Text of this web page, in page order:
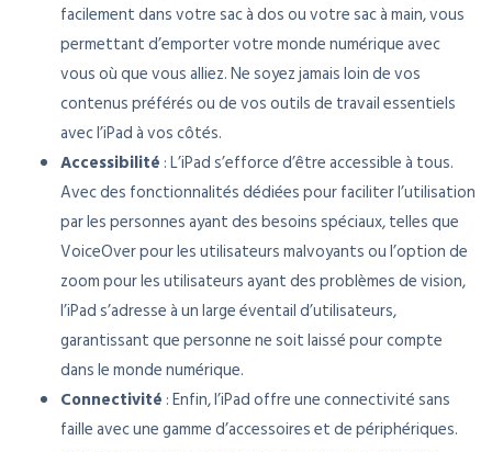
facilement dans votre sac à dos ou votre sac à main, vous
permettant d’emporter votre monde numérique avec
vous où que vous alliez. Ne soyez jamais loin de vos
contenus préférés ou de vos outils de travail essentiels
avec l’iPad à vos côtés.
Accessibilité : L’iPad s’efforce d’être accessible à tous.
Avec des fonctionnalités dédiées pour faciliter l’utilisation
par les personnes ayant des besoins spéciaux, telles que
VoiceOver pour les utilisateurs malvoyants ou l’option de
zoom pour les utilisateurs ayant des problèmes de vision,
l’iPad s’adresse à un large éventail d’utilisateurs,
garantissant que personne ne soit laissé pour compte
dans le monde numérique.
Connectivité : Enfin, l’iPad offre une connectivité sans
faille avec une gamme d’accessoires et de périphériques.